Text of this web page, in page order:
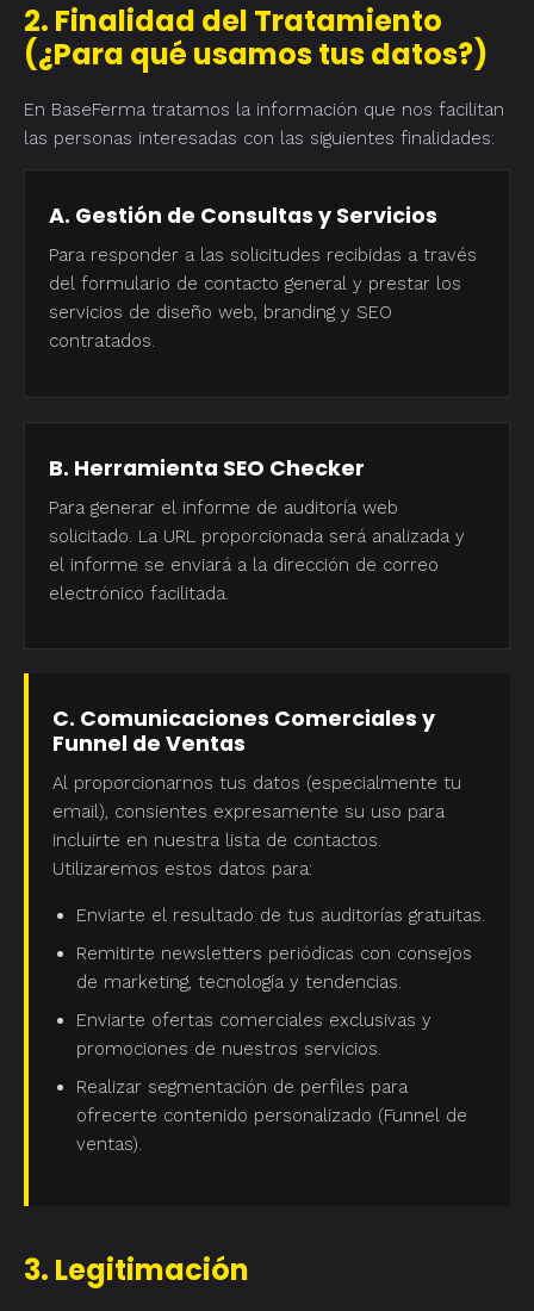
2. Finalidad del Tratamiento
(¿Para qué usamos tus datos?)
En BaseFerma tratamos la información que nos facilitan
las personas interesadas con las siguientes finalidades:
A. Gestión de Consultas y Servicios
Para responder a las solicitudes recibidas a través
del formulario de contacto general y prestar los
servicios de diseño web, branding y SEO
contratados.
B. Herramienta SEO Checker
Para generar el informe de auditoría web
solicitado. La URL proporcionada será analizada y
el informe se enviará a la dirección de correo
electrónico facilitada.
C. Comunicaciones Comerciales y
Funnel de Ventas
Al proporcionarnos tus datos (especialmente tu
email), consientes expresamente su uso para
incluirte en nuestra lista de contactos.
Utilizaremos estos datos para:
Enviarte el resultado de tus auditorías gratuitas.
Remitirte newsletters periódicas con consejos
de marketing, tecnología y tendencias.
Enviarte ofertas comerciales exclusivas y
promociones de nuestros servicios.
Realizar segmentación de perfiles para
ofrecerte contenido personalizado (Funnel de
ventas).
3. Legitimación